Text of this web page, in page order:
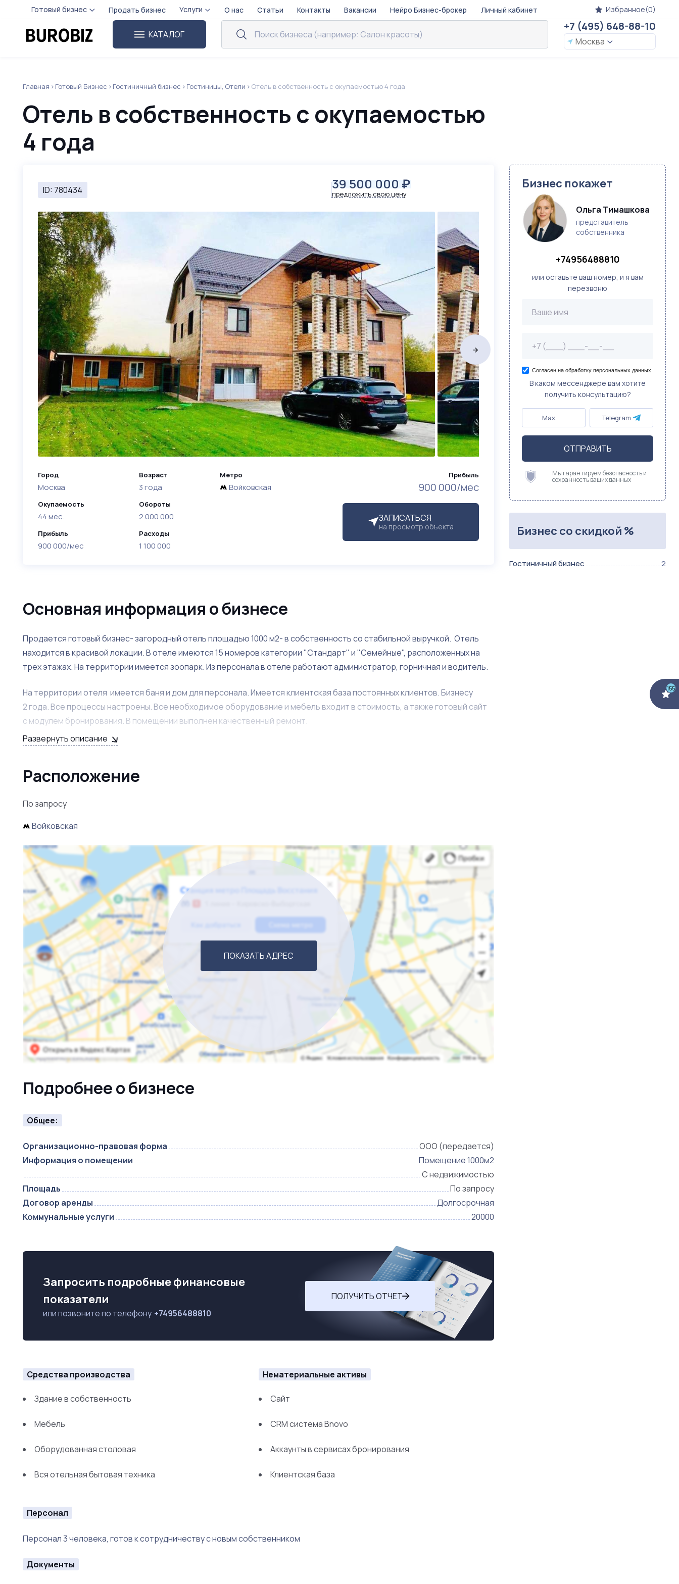
Готовый бизнес Продать бизнес Услуги О нас Статьи Контакты Вакансии Нейро Бизнес-брокер Личный кабинет Избранное(0)
КАТАЛОГ
+7 (495) 648-88-10
Москва
Главная Готовый Бизнес Гостиничный бизнес Гостиницы, Отели Отель в собственность с окупаемостью 4 года
Отель в собственность с окупаемостью
4 года
ID: 780434 39 500 000 ₽
предложить свою цену
Прибыль
900 000/мес
ЗАПИСАТЬСЯ
на просмотр объекта
Город
Москва
Окупаемость
44 мес.
Прибыль
900 000/мес
Возраст
3 года
Обороты
2 000 000
Расходы
1 100 000
Метро
Войковская
Основная информация о бизнесе
Продается готовый бизнес- загородный отель площадью 1000 м2- в собственность со стабильной выручкой. Отель
находится в красивой локации. В отеле имеются 15 номеров категории "Стандарт" и "Семейные", расположенных на
трех этажах. На территории имеется зоопарк. Из персонала в отеле работают администратор, горничная и водитель.
На территории отеля имеется баня и дом для персонала. Имеется клиентская база постоянных клиентов. Бизнесу
2 года. Все процессы настроены. Все необходимое оборудование и мебель входит в стоимость, а также готовый сайт
с модулем бронирования. В помещении выполнен качественный ремонт.
Свой отельный оператор который занимается полностью управлением номера (рекламой, заселением, уборкой,
заявки, расписание, бронирования и внутренним учетом. Настроенный бизнес-процесс.
Развернуть описание
Расположение
По запросу
Войковская
ПОКАЗАТЬ АДРЕС
Подробнее о бизнесе
Общее:
Организационно-правовая форма
ООО (передается)
Информация о помещении
Помещение 1000м2
С недвижимостью
Площадь
По запросу
Договор аренды
Долгосрочная
Коммунальные услуги
20000
Запросить подробные финансовые
показатели
или позвоните по телефону +74956488810
ПОЛУЧИТЬ ОТЧЕТ
Средства производства
Здание в собственность
Мебель
Оборудованная столовая
Вся отельная бытовая техника
Нематериальные активы
Сайт
CRM система Bnovo
Аккаунты в сервисах бронирования
Клиентская база
Персонал
Персонал 3 человека, готов к сотрудничеству с новым собственником
Документы
Бизнес покажет
Ольга Тимашкова
представитель
собственника
+74956488810
или оставьте ваш номер, и я вам
перезвоню
Согласен на обработку персональных данных
В каком мессенджере вам хотите
получить консультацию?
Max Telegram
ОТПРАВИТЬ
Мы гарантируем безопасность и
сохранность ваших данных
Бизнес со скидкой %
Гостиничный бизнес 2
155